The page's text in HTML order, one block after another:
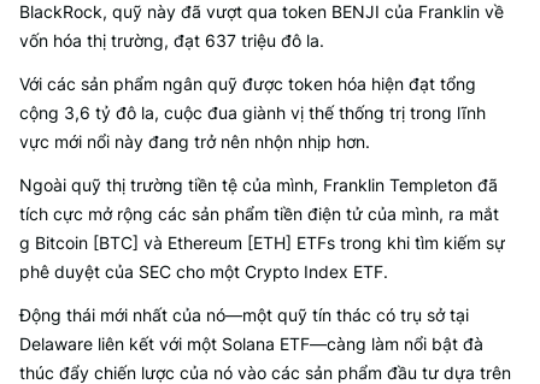
BlackRock, quỹ này đã vượt qua token BENJI của Franklin về
vốn hóa thị trường, đạt 637 triệu đô la.
Với các sản phẩm ngân quỹ được token hóa hiện đạt tổng
cộng 3,6 tỷ đô la, cuộc đua giành vị thế thống trị trong lĩnh
vực mới nổi này đang trở nên nhộn nhịp hơn.
Ngoài quỹ thị trường tiền tệ của mình, Franklin Templeton đã
tích cực mở rộng các sản phẩm tiền điện tử của mình, ra mắt
g Bitcoin [BTC] và Ethereum [ETH] ETFs trong khi tìm kiếm sự
phê duyệt của SEC cho một Crypto Index ETF.
Động thái mới nhất của nó—một quỹ tín thác có trụ sở tại
Delaware liên kết với một Solana ETF—càng làm nổi bật đà
thúc đẩy chiến lược của nó vào các sản phẩm đầu tư dựa trên